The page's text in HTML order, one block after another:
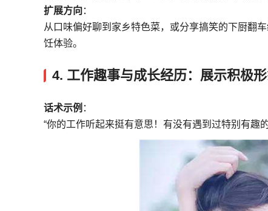
扩展方向 ：
从口味偏好聊到家乡特色菜，或分享搞笑的下厨翻
饪体验。
4. 工作趣事与成长经历：展示积极
话术示例 ：
“你的工作听起来挺有意思！有没有遇到过特别有趣